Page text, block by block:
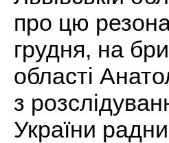
про цю
грудня, на
області
з
України